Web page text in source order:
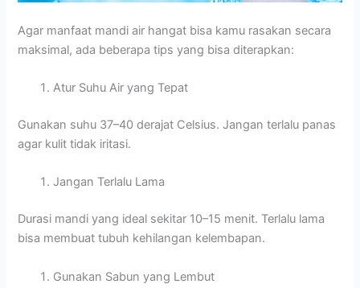
Agar manfaat mandi air hangat bisa kamu rasakan secara
maksimal, ada beberapa tips yang bisa diterapkan:
Atur Suhu Air yang Tepat
Gunakan suhu 37–40 derajat Celsius. Jangan terlalu panas
agar kulit tidak iritasi.
Jangan Terlalu Lama
Durasi mandi yang ideal sekitar 10–15 menit. Terlalu lama
bisa membuat tubuh kehilangan kelembapan.
Gunakan Sabun yang Lembut